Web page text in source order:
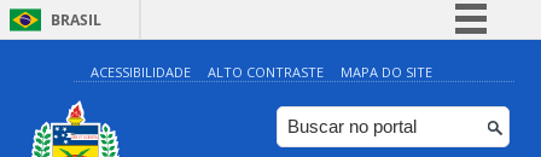
BRASIL
Simplifique!
Comunica BR
Participe
ACESSIBILIDADE ALTO CONTRASTE MAPA DO SITE